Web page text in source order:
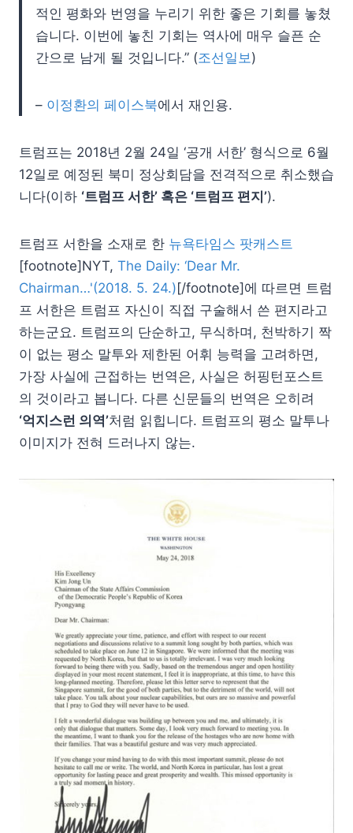
적인 평화와 번영을 누리기 위한 좋은 기회를 놓쳤
습니다. 이번에 놓친 기회는 역사에 매우 슬픈 순
간으로 남게 될 것입니다.” (조선일보)
– 이정환의 페이스북에서 재인용.
트럼프는 2018년 2월 24일 ‘공개 서한’ 형식으로 6월
12일로 예정된 북미 정상회담을 전격적으로 취소했습
니다(이하 ‘트럼프 서한’ 혹은 ‘트럼프 편지’).
트럼프 서한을 소재로 한 뉴욕타임스 팟캐스트
[footnote]NYT, The Daily: ‘Dear Mr.
Chairman…'(2018. 5. 24.) [/footnote]에 따르면 트럼
프 서한은 트럼프 자신이 직접 구술해서 쓴 편지라고
하는군요. 트럼프의 단순하고, 무식하며, 천박하기 짝
이 없는 평소 말투와 제한된 어휘 능력을 고려하면,
가장 사실에 근접하는 번역은, 사실은 허핑턴포스트
의 것이라고 봅니다. 다른 신문들의 번역은 오히려
‘억지스런 의역’처럼 읽힙니다. 트럼프의 평소 말투나
이미지가 전혀 드러나지 않는.